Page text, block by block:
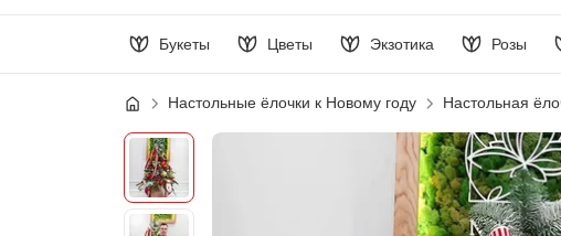
Букеты Цветы Экзотика Розы
Настольные ёлочки к Новому году Настольная